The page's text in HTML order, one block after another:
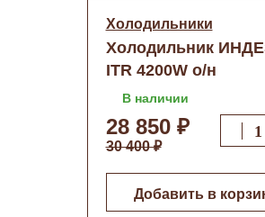
Холодильники
Холодильник
ITR 4200W о/н
В наличии
28 850 ₽
30 400 ₽
Добавить в